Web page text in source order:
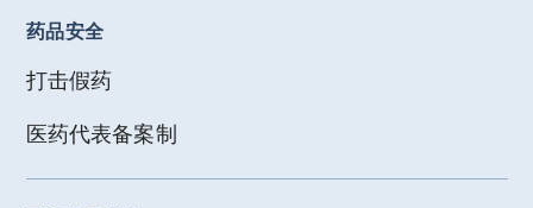
药品安全
打击假药
医药代表备案制